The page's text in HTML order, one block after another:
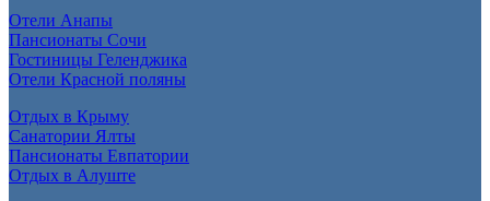
Отели Анапы
Пансионаты Сочи
Гостиницы Геленджика
Отели Красной поляны
Отдых в Крыму
Санатории Ялты
Пансионаты Евпатории
Отдых в Алуште